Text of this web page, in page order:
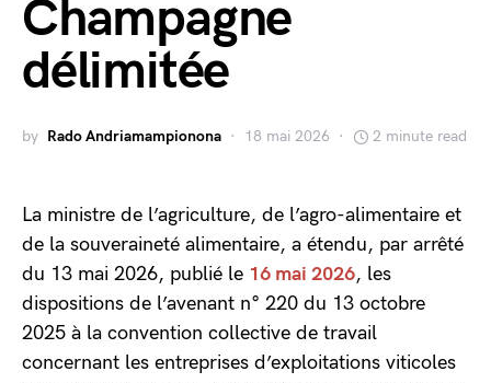
Champagne
délimitée
by Rado Andriamampionona 18 mai 2026 2 minute read
La ministre de l’agriculture, de l’agro-alimentaire et
de la souveraineté alimentaire, a étendu, par arrêté
du 13 mai 2026, publié le 16 mai 2026, les
dispositions de l’avenant n° 220 du 13 octobre
2025 à la convention collective de travail
concernant les entreprises d’exploitations viticoles